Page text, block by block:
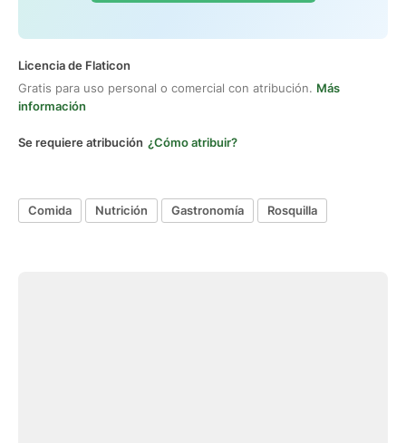
Licencia de Flaticon
Gratis para uso personal o comercial con atribución. Más
información
Se requiere atribución ¿Cómo atribuir?
Comida Nutrición Gastronomía Rosquilla